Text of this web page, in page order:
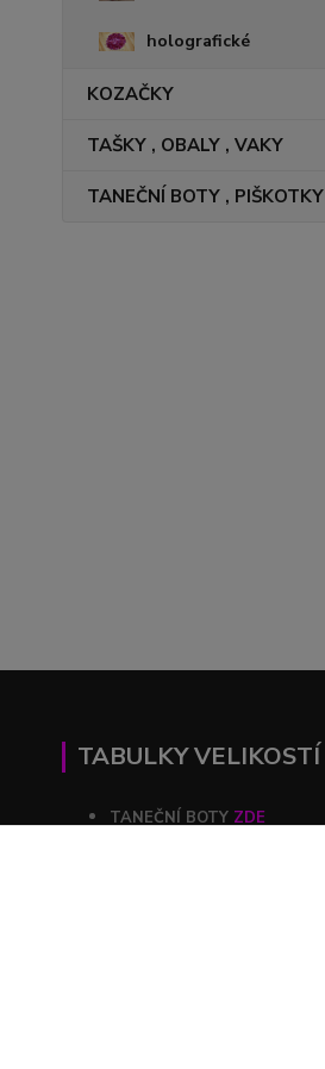
holografické
KOZAČKY
TAŠKY , OBALY , VAKY
TANEČNÍ BOTY , PIŠKOTKY
TABULKY VELIKOSTÍ
TANEČNÍ BOTY ZDE